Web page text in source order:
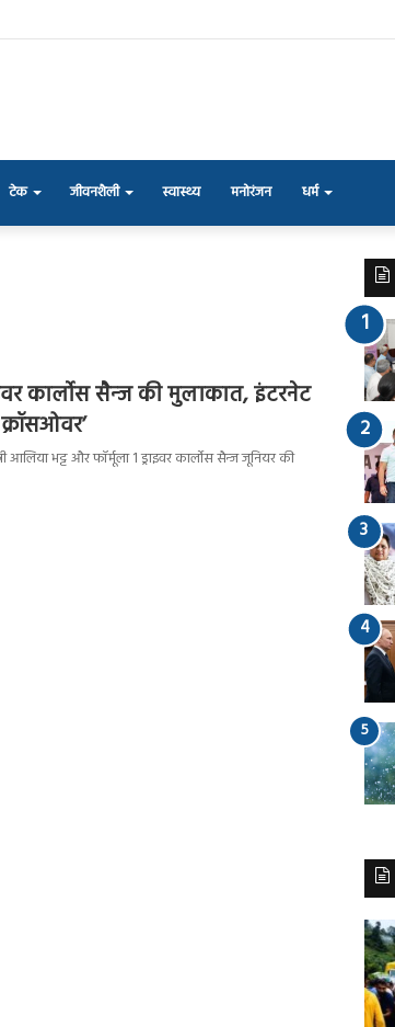
टेक जीवनशैली स्वास्थ्य मनोरंजन धर्म
कार्लोस सैन्ज की मुलाकात, इंटरनेट
भट्ट और फॉर्मूला 1 ड्राइवर कार्लोस सैन्ज जूनियर की